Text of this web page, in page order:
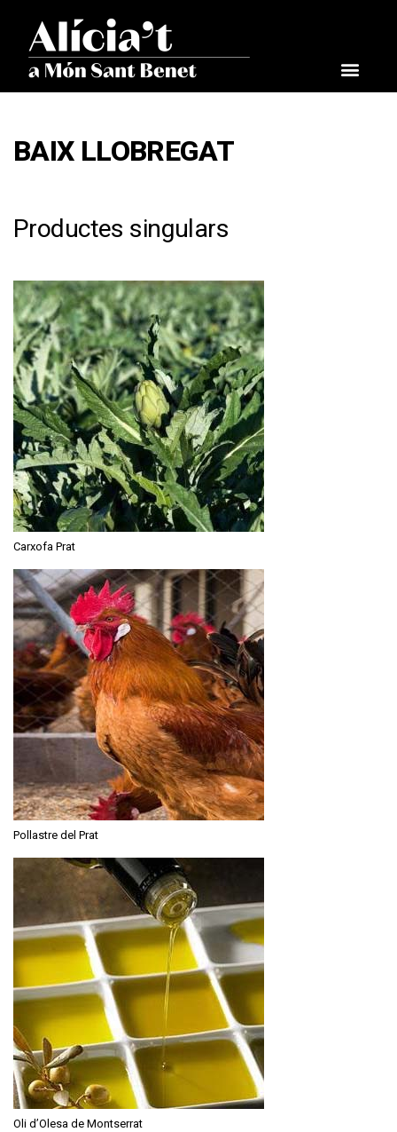
BAIX LLOBREGAT
Productes singulars
Carxofa Prat
Pollastre del Prat
Oli d’Olesa de Montserrat